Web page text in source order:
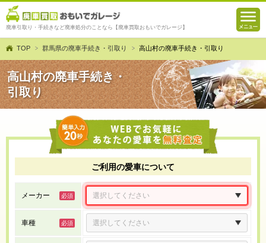
廃車引取り・手続きなど廃車処分のことなら【廃車買取おもいでガレージ】
TOP 群馬県の廃車手続き・引取り 高山村の廃車手続き・引取り
高山村の廃車手続き・
引取り
ご利用の愛車について
メーカー
車種